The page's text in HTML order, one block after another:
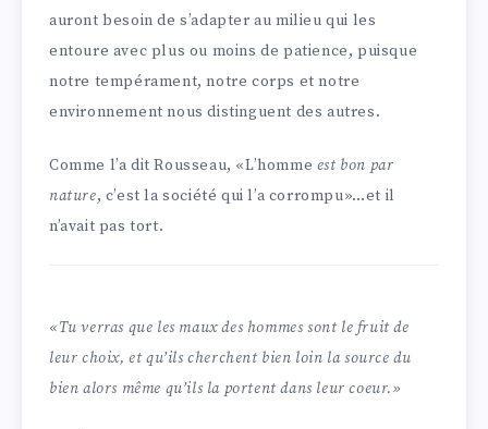
auront besoin de s’adapter au milieu qui les
entoure avec plus ou moins de patience, puisque
notre tempérament, notre corps et notre
environnement nous distinguent des autres.
Comme l’a dit Rousseau, «L’homme est bon par
nature, c’est la société qui l’a corrompu»…et il
n’avait pas tort.
«Tu verras que les maux des hommes sont le fruit de
leur choix, et qu’ils cherchent bien loin la source du
bien alors même qu’ils la portent dans leur coeur.»